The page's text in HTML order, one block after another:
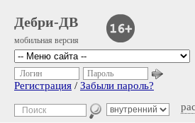
Дебри-ДВ
мобильная версия
Логин Пароль
Регистрация / Забыли пароль?